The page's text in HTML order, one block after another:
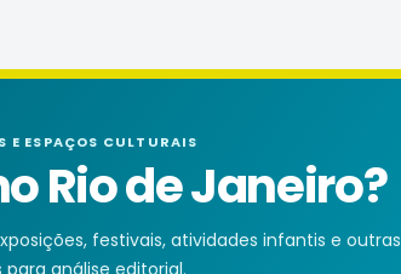
E ESPAÇOS CULTURAIS
Rio de Janeiro?
festivais, atividades infantis e outras
análise editorial.